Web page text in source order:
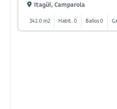
Itagüí, Camparola
342.0 m2 Habit. 0 Baños 0